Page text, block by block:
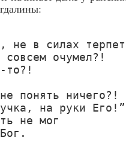
не в силах
очумел?!
то?!
понять ничего?!
на руки Его!”
не мог